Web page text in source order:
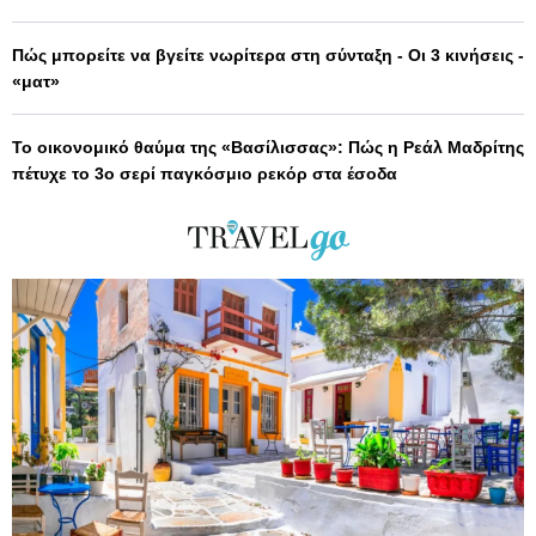
Πώς μπορείτε να βγείτε νωρίτερα στη σύνταξη - Οι 3 κινήσεις -
«ματ»
Το οικονομικό θαύμα της «Βασίλισσας»: Πώς η Ρεάλ Μαδρίτης
πέτυχε το 3ο σερί παγκόσμιο ρεκόρ στα έσοδα